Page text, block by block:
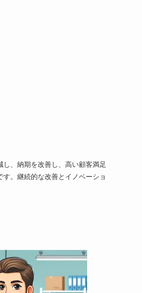
、納期を改善し、高い顧客満足
。継続的な改善とイノベーショ